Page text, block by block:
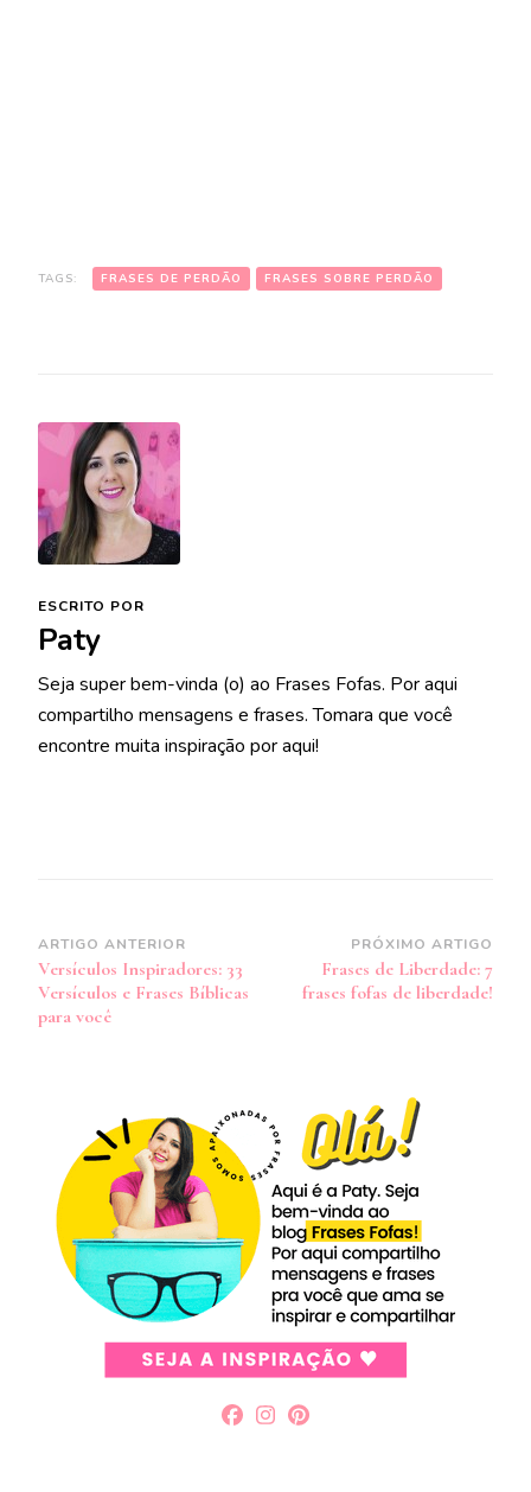
TAGS: FRASES DE PERDÃO FRASES SOBRE PERDÃO
ESCRITO POR
Paty
Seja super bem-vinda (o) ao Frases Fofas. Por aqui
compartilho mensagens e frases. Tomara que você
encontre muita inspiração por aqui!
Navegação
de
post
ARTIGO ANTERIOR
Versículos Inspiradores: 33
Versículos e Frases Bíblicas
para você
PRÓXIMO ARTIGO
Frases de Liberdade: 7
frases fofas de liberdade!